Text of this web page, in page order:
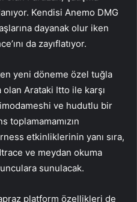
Kendisi Anemo DMG
dayanak olur iken
da zayıflatıyor.
yeni döneme özel tuğla
olan Arataki Itto ile karşı
ve hudutlu bir
toplamamamızın
etkinliklerinin yanı sıra,
ve meydan okuma
sunulacak.
platform özellikleri de